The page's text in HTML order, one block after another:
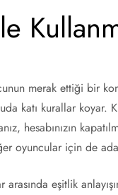
merak ettiği bir
katı kurallar koyar.
hesabınızın
oyuncular için de
arasında eşitlik